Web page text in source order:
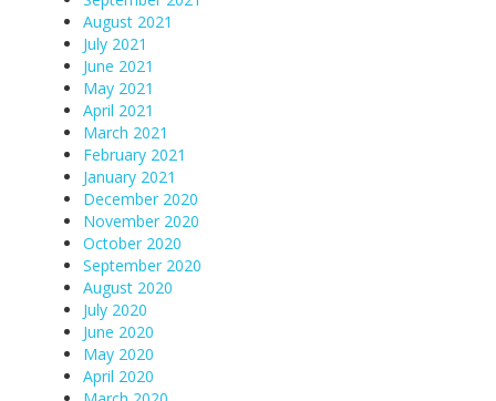
August 2021
July 2021
June 2021
May 2021
April 2021
March 2021
February 2021
January 2021
December 2020
November 2020
October 2020
September 2020
August 2020
July 2020
June 2020
May 2020
April 2020